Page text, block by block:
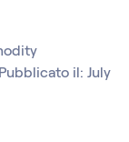
Pubblicato il: July